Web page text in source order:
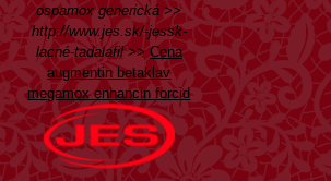
ospamox generická >>
http://www.jes.sk/-jessk-
lacné-tadalafil>>Cena
augmentin betaklav
megamox enhancin forcid